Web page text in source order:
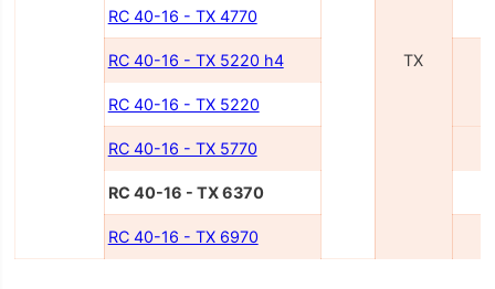
TX
RC 40-16 - TX 4770
RC 40-16 - TX 5220 h4
RC 40-16 - TX 5220
RC 40-16 - TX 5770
RC 40-16 - TX 6370
RC 40-16 - TX 6970